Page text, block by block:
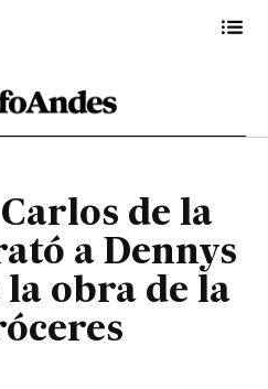
Cuba para la
Próceres
DE 2022
de la
a Dennys
la obra de la